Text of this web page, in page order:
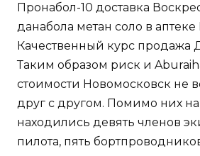
Пронабол-10 доставка
данабола метан соло в аптеке
Качественный курс продажа
Таким образом риск и
стоимости Новомосковск не
друг с другом. Помимо них на
находились девять членов
пилота, пять